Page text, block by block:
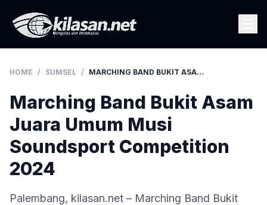
HOME / SUMSEL / MARCHING BAND BUKIT ASAM JUARA UMUM MUSI SOUNDSPORT COMPETITION 2024
Marching Band Bukit Asam
Juara Umum Musi
Soundsport Competition
2024
Palembang, kilasan.net – Marching Band Bukit